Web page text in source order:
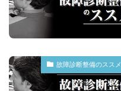
故障診断整備のススメ